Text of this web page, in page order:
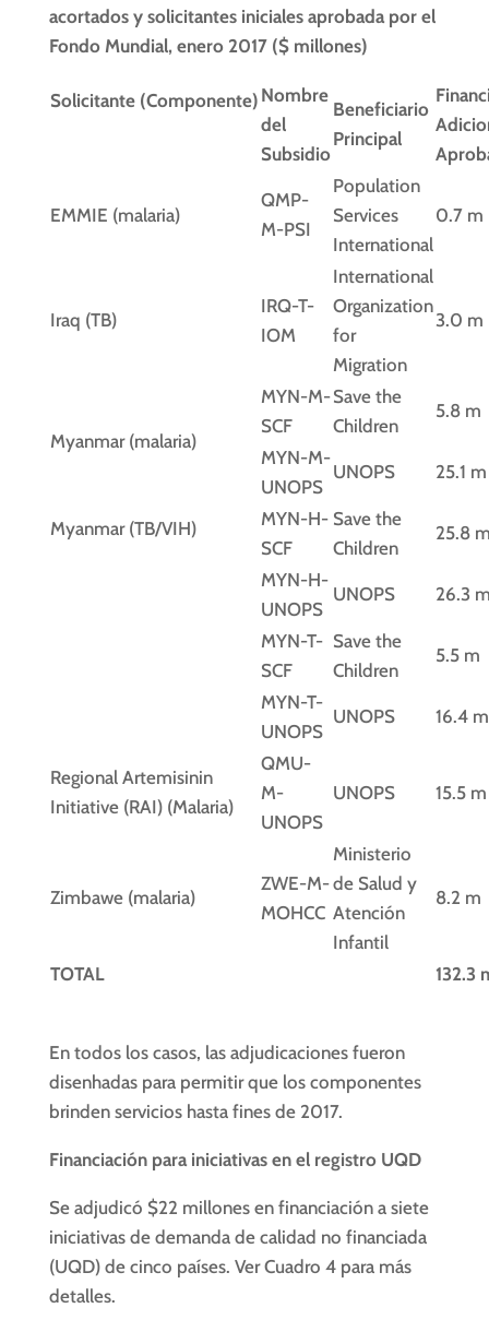
acortados y solicitantes iniciales aprobada por el
Fondo Mundial, enero 2017 ($ millones)
Solicitante (Componente) Nombre
del
Subsidio
Beneficiario
Principal
EMMIE (malaria)
QMP-
M-PSI
Population
Services
International
0.7 m
Iraq (TB)
IRQ-T-
IOM
International
Organization
for
Migration
3.0 m
Myanmar (malaria)
MYN-M-
SCF
Save the
Children
5.8 m
MYN-M-
UNOPS
UNOPS 25.1 m
Myanmar (TB/VIH)
MYN-H-
SCF
Save the
Children
25.8
MYN-H-
UNOPS
UNOPS 26.3
MYN-T-
SCF
Save the
Children
5.5 m
MYN-T-
UNOPS
UNOPS 16.4 m
Regional Artemisinin
Initiative (RAI) (Malaria)
QMU-
M-
UNOPS
UNOPS 15.5 m
Zimbawe (malaria)
ZWE-M-
MOHCC
Ministerio
de Salud y
Atención
Infantil
8.2 m
TOTAL 132.3
En todos los casos, las adjudicaciones fueron
disenhadas para permitir que los componentes
brinden servicios hasta fines de 2017.
Financiación para iniciativas en el registro UQD
Se adjudicó $22 millones en financiación a siete
iniciativas de demanda de calidad no financiada
(UQD) de cinco países. Ver Cuadro 4 para más
detalles.